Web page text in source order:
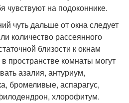
чувствуют на подоконнике.
чуть дальше от окна следует
количество рассеянного
близости к окнам
пространстве комнаты могут
азалия, антуриум,
бромеливые, аспарагус,
хлорофитум.